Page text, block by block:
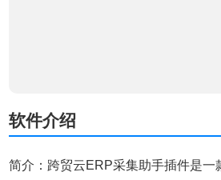
软件介绍
简介：跨贸云ERP采集助手插件是一